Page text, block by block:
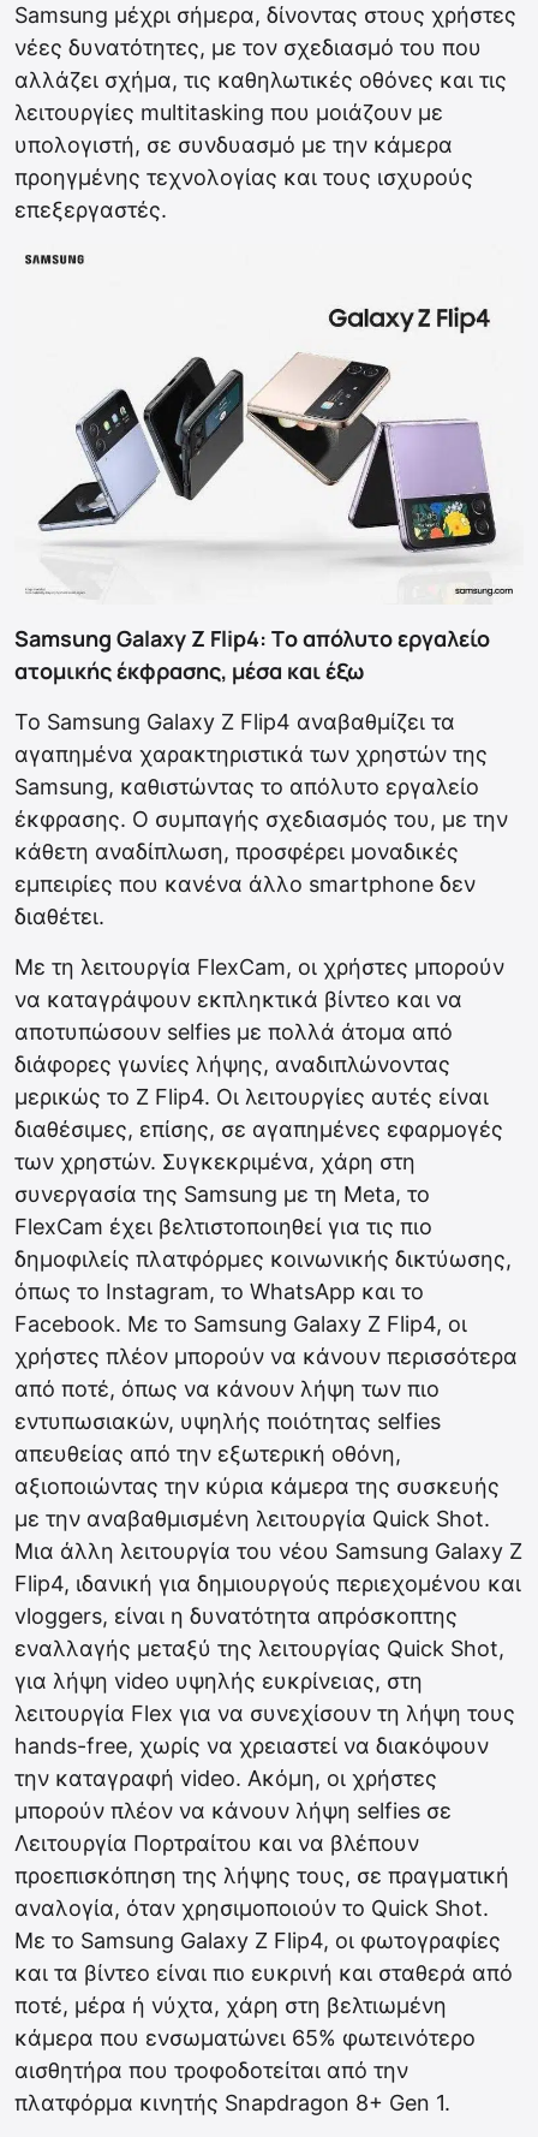
Samsung μέχρι σήμερα, δίνοντας στους χρήστες
νέες δυνατότητες, με τον σχεδιασμό του που
αλλάζει σχήμα, τις καθηλωτικές οθόνες και τις
λειτουργίες multitasking που μοιάζουν με
υπολογιστή, σε συνδυασμό με την κάμερα
προηγμένης τεχνολογίας και τους ισχυρούς
επεξεργαστές.
Samsung Galaxy Z Flip4: Tο απόλυτο εργαλείο
ατομικής έκφρασης, μέσα και έξω
Το Samsung Galaxy Z Flip4 αναβαθμίζει τα
αγαπημένα χαρακτηριστικά των χρηστών της
Samsung, καθιστώντας το απόλυτο εργαλείο
έκφρασης. Ο συμπαγής σχεδιασμός του, με την
κάθετη αναδίπλωση, προσφέρει μοναδικές
εμπειρίες που κανένα άλλο smartphone δεν
διαθέτει.
Με τη λειτουργία FlexCam, οι χρήστες μπορούν
να καταγράψουν εκπληκτικά βίντεο και να
αποτυπώσουν selfies με πολλά άτομα από
διάφορες γωνίες λήψης, αναδιπλώνοντας
μερικώς το Z Flip4. Οι λειτουργίες αυτές είναι
διαθέσιμες, επίσης, σε αγαπημένες εφαρμογές
των χρηστών. Συγκεκριμένα, χάρη στη
συνεργασία της Samsung με τη Meta, το
FlexCam έχει βελτιστοποιηθεί για τις πιο
δημοφιλείς πλατφόρμες κοινωνικής δικτύωσης,
όπως το Instagram, το WhatsApp και το
Facebook. Με το Samsung Galaxy Z Flip4, οι
χρήστες πλέον μπορούν να κάνουν περισσότερα
από ποτέ, όπως να κάνουν λήψη των πιο
εντυπωσιακών, υψηλής ποιότητας selfies
απευθείας από την εξωτερική οθόνη,
αξιοποιώντας την κύρια κάμερα της συσκευής
με την αναβαθμισμένη λειτουργία Quick Shot.
Μια άλλη λειτουργία του νέου Samsung Galaxy Z
Flip4, ιδανική για δημιουργούς περιεχομένου και
vloggers, είναι η δυνατότητα απρόσκοπτης
εναλλαγής μεταξύ της λειτουργίας Quick Shot,
για λήψη video υψηλής ευκρίνειας, στη
λειτουργία Flex για να συνεχίσουν τη λήψη τους
hands-free, χωρίς να χρειαστεί να διακόψουν
την καταγραφή video. Ακόμη, οι χρήστες
μπορούν πλέον να κάνουν λήψη selfies σε
Λειτουργία Πορτραίτου και να βλέπουν
προεπισκόπηση της λήψης τους, σε πραγματική
αναλογία, όταν χρησιμοποιούν το Quick Shot.
Με το Samsung Galaxy Z Flip4, οι φωτογραφίες
και τα βίντεο είναι πιο ευκρινή και σταθερά από
ποτέ, μέρα ή νύχτα, χάρη στη βελτιωμένη
κάμερα που ενσωματώνει 65% φωτεινότερο
αισθητήρα που τροφοδοτείται από την
πλατφόρμα κινητής Snapdragon 8+ Gen 1.